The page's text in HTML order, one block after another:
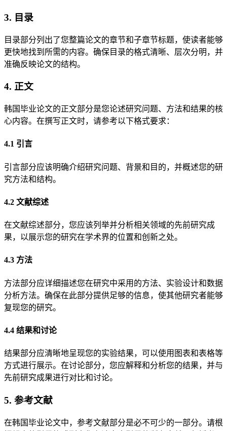
3. 目录
目录部分列出了您整篇论文的章节和子章节标题，使读者能够
更快地找到所需的内容。确保目录的格式清晰、层次分明，并
准确反映论文的结构。
4. 正文
韩国毕业论文的正文部分是您论述研究问题、方法和结果的核
心内容。在撰写正文时，请参考以下格式要求：
4.1 引言
引言部分应该明确介绍研究问题、背景和目的，并概述您的研
究方法和结构。
4.2 文献综述
在文献综述部分，您应该列举并分析相关领域的先前研究成
果，以展示您的研究在学术界的位置和创新之处。
4.3 方法
方法部分应详细描述您在研究中采用的方法、实验设计和数据
分析方法。确保在此部分提供足够的信息，使其他研究者能够
复现您的研究。
4.4 结果和讨论
结果部分应清晰地呈现您的实验结果，可以使用图表和表格等
方式进行展示。在讨论部分，您应解释和分析您的结果，并与
先前研究成果进行对比和讨论。
5. 参考文献
在韩国毕业论文中，参考文献部分是必不可少的一部分。请根